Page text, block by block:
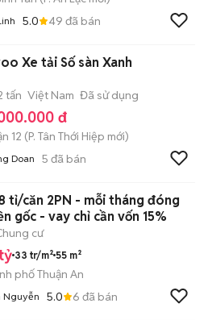
5.0 49 đã bán
Xe tải Số sàn Xanh
tấn Việt Nam Đã sử dụng
đ
12 (P. Tân Thới Hiệp mới)
Doan 5 đã bán
tỉ/căn 2PN - mỗi tháng đóng
gốc - vay chỉ cần vốn 15%
cư
33 tr/m² 55 m²
phố Thuận An
Nguyễn 5.0 6 đã bán